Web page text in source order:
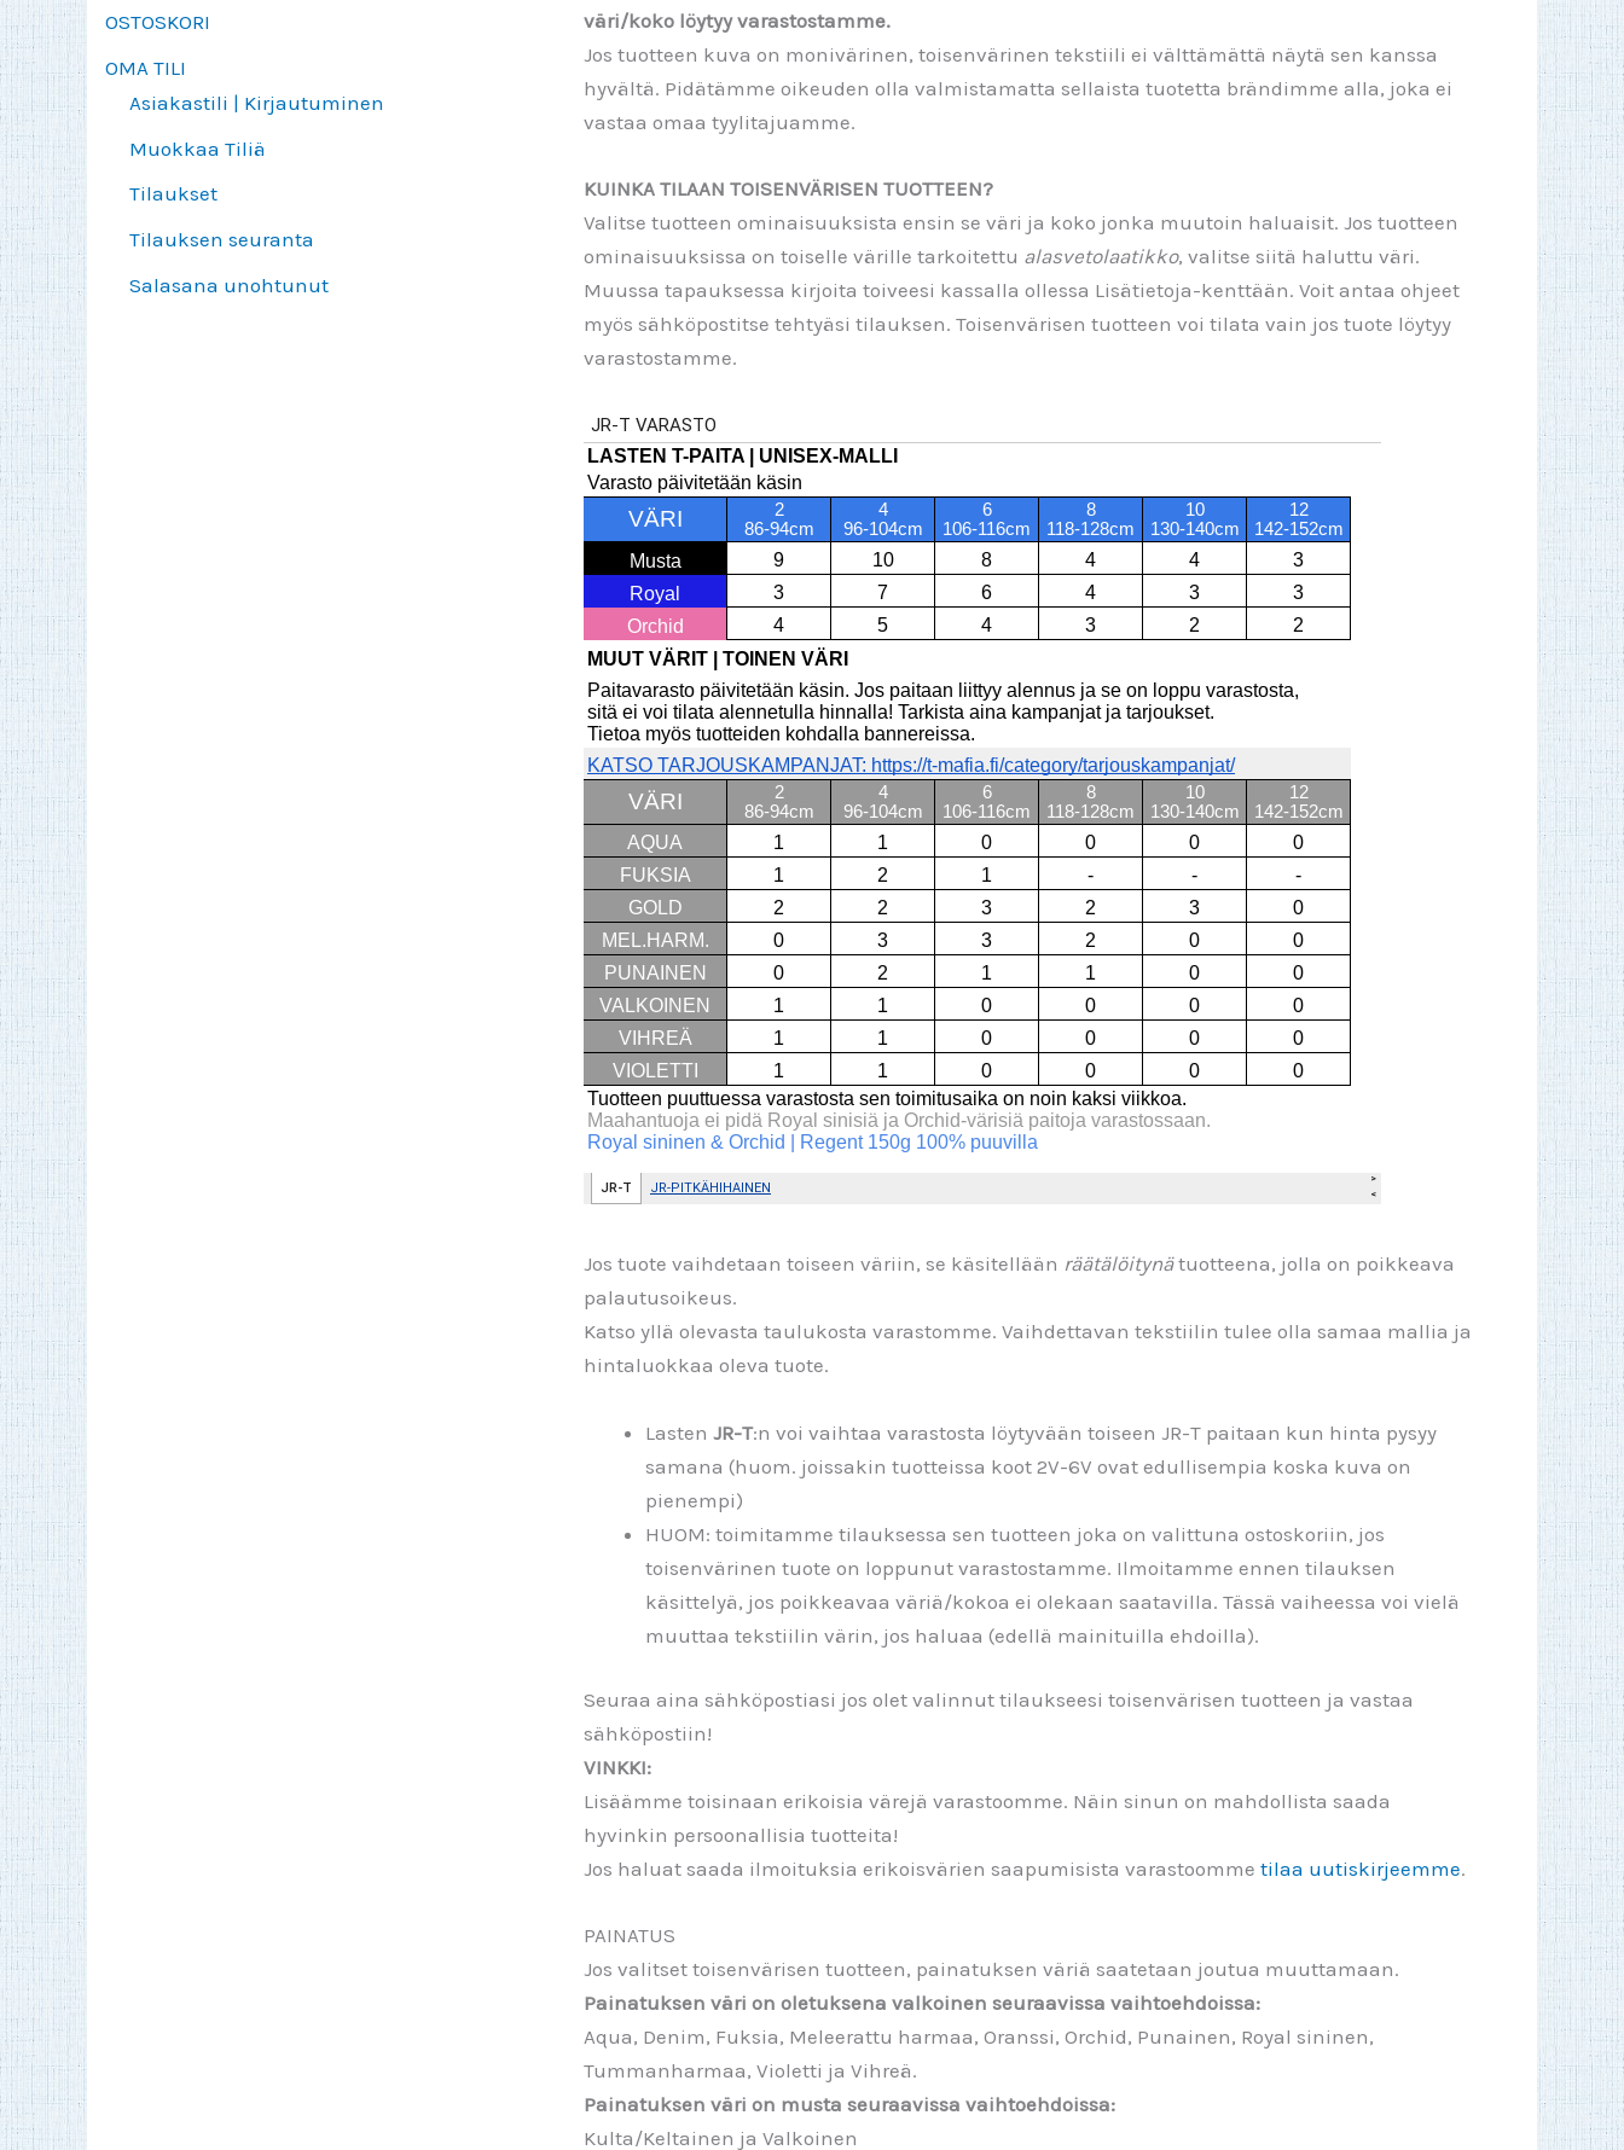
OSTOSKORI
OMA TILI
Asiakastili | Kirjautuminen
Muokkaa Tiliä
Tilaukset
Tilauksen seuranta
Salasana unohtunut
väri/koko löytyy varastostamme.
Jos tuotteen kuva on monivärinen, toisenvärinen tekstiili ei välttämättä näytä sen kanssa
hyvältä. Pidätämme oikeuden olla valmistamatta sellaista tuotetta brändimme alla, joka ei
vastaa omaa tyylitajuamme.
KUINKA TILAAN TOISENVÄRISEN TUOTTEEN?
Valitse tuotteen ominaisuuksista ensin se väri ja koko jonka muutoin haluaisit. Jos tuotteen
ominaisuuksissa on toiselle värille tarkoitettu alasvetolaatikko, valitse siitä haluttu väri.
Muussa tapauksessa kirjoita toiveesi kassalla ollessa Lisätietoja-kenttään. Voit antaa ohjeet
myös sähköpostitse tehtyäsi tilauksen. Toisenvärisen tuotteen voi tilata vain jos tuote löytyy
varastostamme.
Jos tuote vaihdetaan toiseen väriin, se käsitellään räätälöitynätuotteena, jolla on poikkeava
palautusoikeus.
Katso yllä olevasta taulukosta varastomme. Vaihdettavan tekstiilin tulee olla samaa mallia ja
hintaluokkaa oleva tuote.
Lasten JR-T:n voi vaihtaa varastosta löytyvään toiseen JR-T paitaan kun hinta pysyy
samana (huom. joissakin tuotteissa koot 2V-6V ovat edullisempia koska kuva on
pienempi)
HUOM: toimitamme tilauksessa sen tuotteen joka on valittuna ostoskoriin, jos
toisenvärinen tuote on loppunut varastostamme. Ilmoitamme ennen tilauksen
käsittelyä, jos poikkeavaa väriä/kokoa ei olekaan saatavilla. Tässä vaiheessa voi vielä
muuttaa tekstiilin värin, jos haluaa (edellä mainituilla ehdoilla).
Seuraa aina sähköpostiasi jos olet valinnut tilaukseesi toisenvärisen tuotteen ja vastaa
sähköpostiin!
VINKKI:
Lisäämme toisinaan erikoisia värejä varastoomme. Näin sinun on mahdollista saada
hyvinkin persoonallisia tuotteita!
Jos haluat saada ilmoituksia erikoisvärien saapumisista varastoomme tilaa uutiskirjeemme.
PAINATUS
Jos valitset toisenvärisen tuotteen, painatuksen väriä saatetaan joutua muuttamaan.
Painatuksen väri on oletuksena valkoinen seuraavissa vaihtoehdoissa:
Aqua, Denim, Fuksia, Meleerattu harmaa, Oranssi, Orchid, Punainen, Royal sininen,
Tummanharmaa, Violetti ja Vihreä.
Painatuksen väri on musta seuraavissa vaihtoehdoissa:
Kulta/Keltainen ja Valkoinen